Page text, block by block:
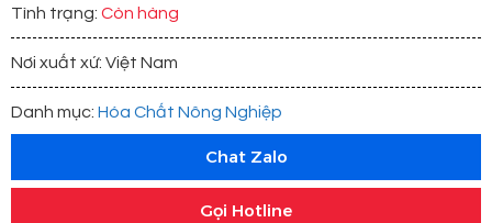
Tình trạng: Còn hàng
Nơi xuất xứ: Việt Nam
Danh mục: Hóa Chất Nông Nghiệp
Chat Zalo
Gọi Hotline